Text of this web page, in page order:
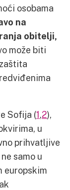
osobama
na
obitelji,
može biti
Sofija (1,2),
u
prihvatljive
samo u
europskim